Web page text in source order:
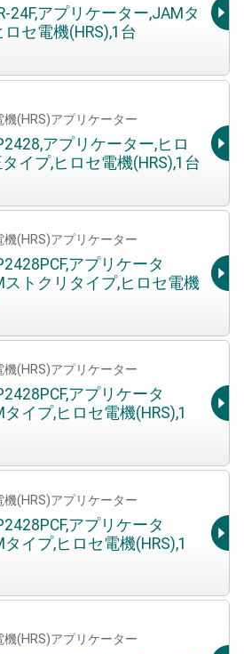
24F,アプリケーター,JAMタ
ロセ電機(HRS),1台
機(HRS)アプリケーター
アプリケーター,ヒロ
イプ,ヒロセ電機(HRS),1台
機(HRS)アプリケーター
アプリケータ
ストクリタイプ,ヒロセ電機
機(HRS)アプリケーター
アプリケータ
タイプ,ヒロセ電機(HRS),1
機(HRS)アプリケーター
アプリケータ
タイプ,ヒロセ電機(HRS),1
機(HRS)アプリケーター